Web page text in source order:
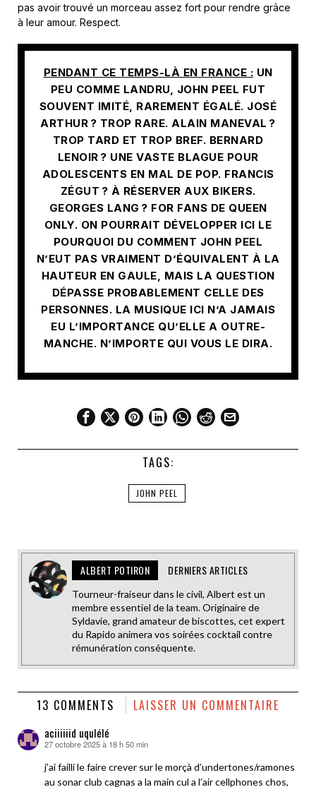
pas avoir trouvé un morceau assez fort pour rendre grâce
à leur amour. Respect.
PENDANT CE TEMPS-LÀ EN FRANCE : UN
PEU COMME LANDRU, JOHN PEEL FUT
SOUVENT IMITÉ, RAREMENT ÉGALÉ. JOSÉ
ARTHUR ? TROP RARE. ALAIN MANEVAL ?
TROP TARD ET TROP BREF. BERNARD
LENOIR ? UNE VASTE BLAGUE POUR
ADOLESCENTS EN MAL DE POP. FRANCIS
ZÉGUT ? À RÉSERVER AUX BIKERS.
GEORGES LANG ? FOR FANS DE QUEEN
ONLY. ON POURRAIT DÉVELOPPER ICI LE
POURQUOI DU COMMENT JOHN PEEL
N’EUT PAS VRAIMENT D’ÉQUIVALENT À LA
HAUTEUR EN GAULE, MAIS LA QUESTION
DÉPASSE PROBABLEMENT CELLE DES
PERSONNES. LA MUSIQUE ICI N’A JAMAIS
EU L’IMPORTANCE QU’ELLE A OUTRE-
MANCHE. N’IMPORTE QUI VOUS LE DIRA.
TAGS:
JOHN PEEL
ALBERT POTIRON DERNIERS ARTICLES
Tourneur-fraiseur dans le civil, Albert est un
membre essentiel de la team. Originaire de
Syldavie, grand amateur de biscottes, cet expert
du Rapido animera vos soirées cocktail contre
rémunération conséquente.
13 COMMENTS LAISSER UN COMMENTAIRE
aciiiiiid uqulélé
dit :
27 octobre 2025 à 18 h 50 min
j’ai failli le faire crever sur le morçà d’undertones/ramones
au sonar club cagnas a la main cul a l’air cellphones chos,